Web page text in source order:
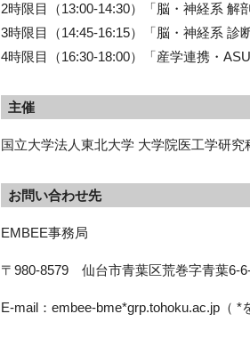
2時限目（13:00-14:30）「脳・神経
3時限目（14:45-16:15）「脳・神経
4時限目（16:30-18:00）「産学連携
主催
国立大学法人東北大学 大学院医工学研究
お問い合わせ先
EMBEE事務局
〒980-8579　仙台市青葉区荒巻字青葉6-
E-mail：embee-bme*grp.tohoku.ac.jp（ *